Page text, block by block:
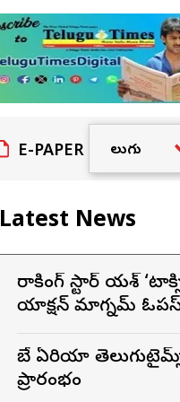
E-PAPER
Latest News
రాకింగ్ స్టార్ యశ్
యాక్షన్ మాగ్నమ్
బే ఏరియా
ప్రారంభం